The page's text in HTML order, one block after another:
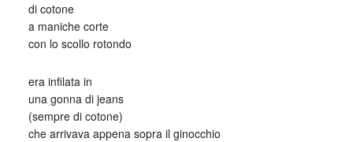
di cotone
a maniche corte
con lo scollo rotondo
era infilata in
una gonna di jeans
(sempre di cotone)
che arrivava appena sopra il ginocchio